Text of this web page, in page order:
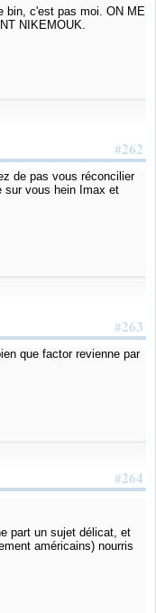
bin, c'est pas moi. ON ME
NIKEMOUK.
#262
de pas vous réconcilier
sur vous hein Imax et
#263
que factor revienne par
#264
part un sujet délicat, et
américains) nourris